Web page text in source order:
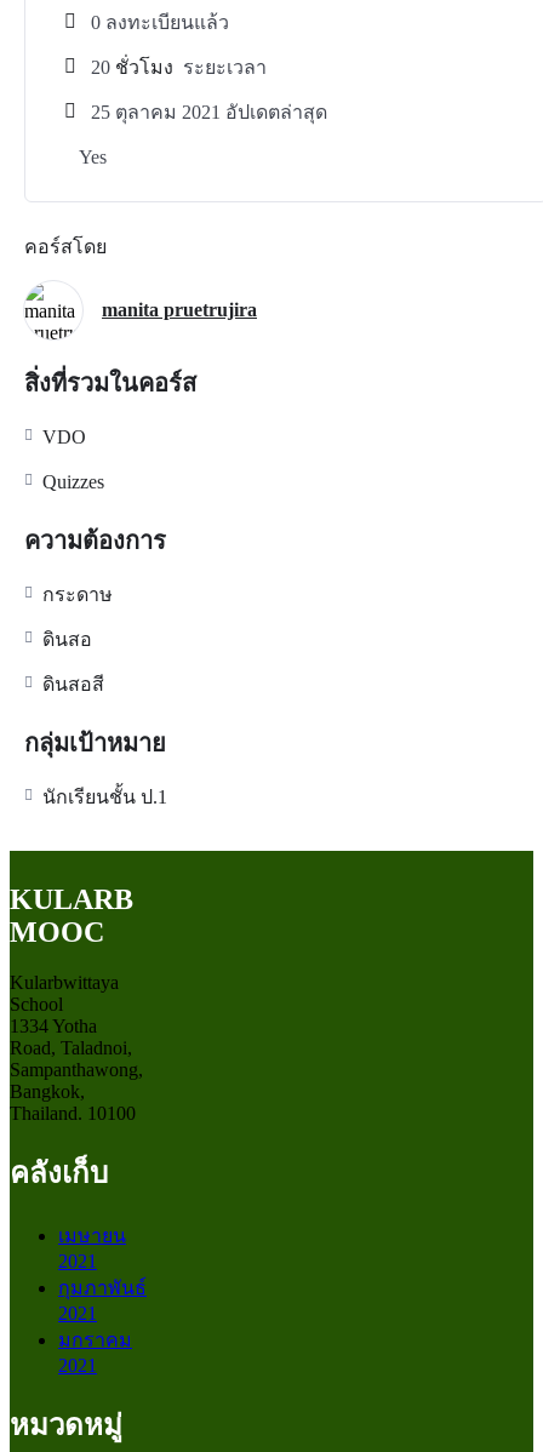
0 ลงทะเบียนแล้ว
20 ชั่วโมง ระยะเวลา
25 ตุลาคม 2021 อัปเดตล่าสุด
Yes
คอร์สโดย
manita pruetrujira
สิ่งที่รวมในคอร์ส
VDO
Quizzes
ความต้องการ
กระดาษ
ดินสอ
ดินสอสี
กลุ่มเป้าหมาย
นักเรียนชั้น ป.1
KULARB
MOOC
Kularbwittaya
School
1334 Yotha
Road, Taladnoi,
Sampanthawong,
Bangkok,
Thailand. 10100
คลังเก็บ
เมษายน
2021
กุมภาพันธ์
2021
มกราคม
2021
หมวดหมู่